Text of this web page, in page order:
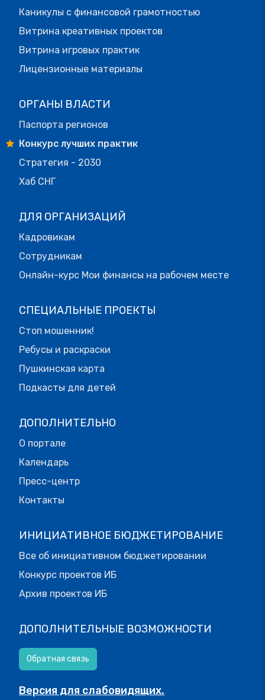
Каникулы с финансовой грамотностью
Витрина креативных проектов
Витрина игровых практик
Лицензионные материалы
ОРГАНЫ ВЛАСТИ
Паспорта регионов
Конкурс лучших практик
Стратегия - 2030
Хаб СНГ
ДЛЯ ОРГАНИЗАЦИЙ
Кадровикам
Сотрудникам
Онлайн-курс Мои финансы на рабочем месте
СПЕЦИАЛЬНЫЕ ПРОЕКТЫ
Стоп мошенник!
Ребусы и раскраски
Пушкинская карта
Подкасты для детей
ДОПОЛНИТЕЛЬНО
О портале
Календарь
Пресс-центр
Контакты
ИНИЦИАТИВНОЕ БЮДЖЕТИРОВАНИЕ
Все об инициативном бюджетировании
Конкурс проектов ИБ
Архив проектов ИБ
ДОПОЛНИТЕЛЬНЫЕ ВОЗМОЖНОСТИ
Обратная связь
Версия для слабовидящих.